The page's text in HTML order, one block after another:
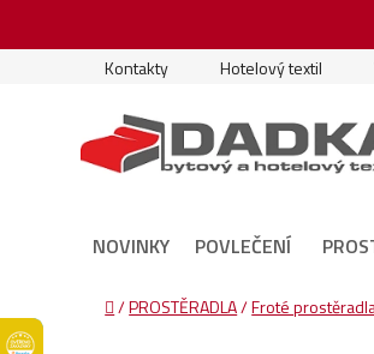
Kontakty
Hotelový textil
NOVINKY POVLEČENÍ
Domů
/PROSTĚRADLA/Froté